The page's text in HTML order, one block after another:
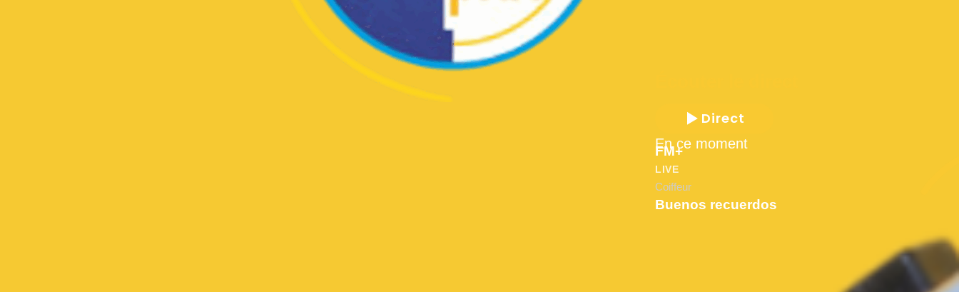
Direct
En ce moment
FM+
LIVE
Coiffeur
Buenos recuerdos